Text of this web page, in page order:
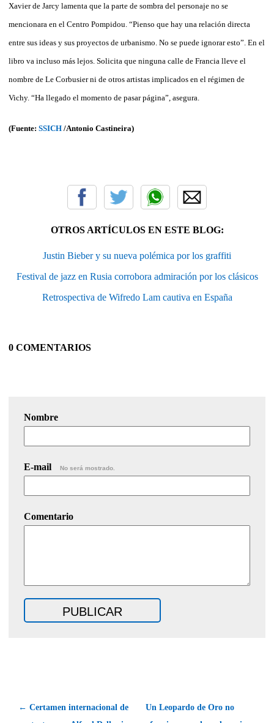
Xavier de Jarcy lamenta que la parte de sombra del personaje no se
mencionara en el Centro Pompidou. “Pienso que hay una relación directa
entre sus ideas y sus proyectos de urbanismo. No se puede ignorar esto”. En el
libro va incluso más lejos. Solicita que ninguna calle de Francia lleve el
nombre de Le Corbusier ni de otros artistas implicados en el régimen de
Vichy. “Ha llegado el momento de pasar página”, asegura.
(Fuente: SSICH /Antonio Castineira)
OTROS ARTÍCULOS EN ESTE BLOG:
Justin Bieber y su nueva polémica por los graffiti
Festival de jazz en Rusia corrobora admiración por los clásicos
Retrospectiva de Wifredo Lam cautiva en España
0 COMENTARIOS
Nombre
E-mail No será mostrado.
Comentario
← Certamen internacional de
Un Leopardo de Oro no